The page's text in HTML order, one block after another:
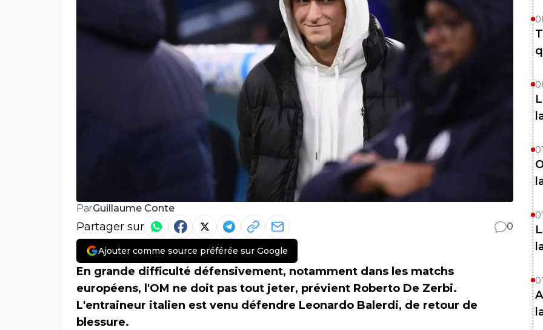
ParGuillaume Conte
Partager sur 0
Ajouter comme source préférée sur Google
En grande difficulté défensivement, notamment dans les matchs
européens, l'OM ne doit pas tout jeter, prévient Roberto De Zerbi.
L'entraineur italien est venu défendre Leonardo Balerdi, de retour de
blessure.